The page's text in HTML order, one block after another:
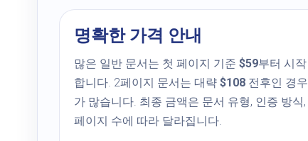
명확한 가격 안내
많은 일반 문서는 첫 페이지 기준 $59부터 시작
합니다. 2페이지 문서는 대략 $108 전후인 경우
가 많습니다. 최종 금액은 문서 유형, 인증 방식,
페이지 수에 따라 달라집니다.